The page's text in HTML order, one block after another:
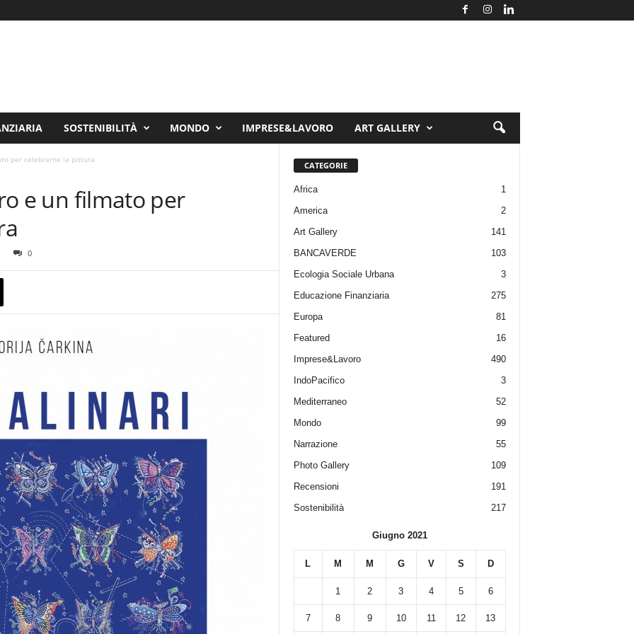
SOSTENIBILITÀ MONDO IMPRESE&LAVORO ART GALLERY
per celebrarne la pittura
e un filmato per
0
CATEGORIE
Africa
1
America
2
Art Gallery
141
BANCAVERDE
103
Ecologia Sociale Urbana
3
Educazione Finanziaria
275
Europa
81
Featured
16
Imprese&Lavoro
490
IndoPacifico
3
Mediterraneo
52
Mondo
99
Narrazione
55
Photo Gallery
109
Recensioni
191
Sostenibilità
217
Giugno 2021
L M M G V S D
1 2 3 4 5 6
7 8 9 10 11 12 13